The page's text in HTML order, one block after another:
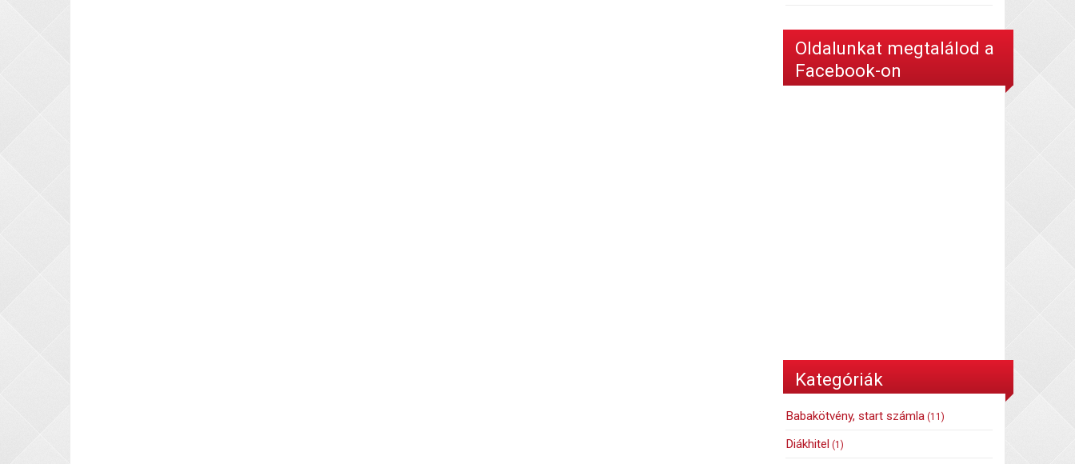
Oldalunkat megtalálod a
Facebook-on
Kategóriák
Babakötvény, start számla (11)
Diákhitel (1)